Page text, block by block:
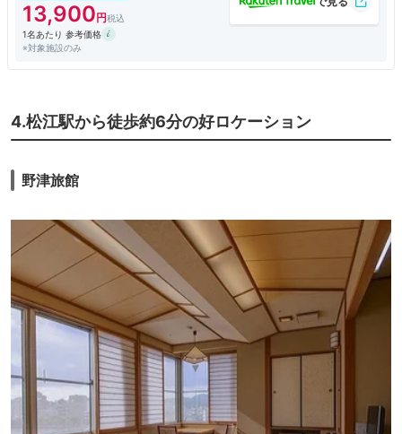
13,900
1名あたり 参考価格
※対象施設のみ
4.松江駅から徒歩約6分の好ロケーション
野津旅館